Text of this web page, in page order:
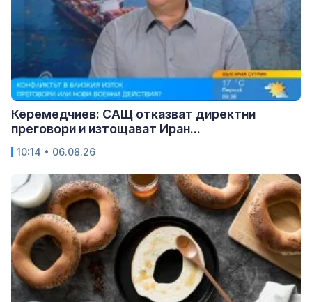
Керемедчиев: САЩ отказват директни
преговори и изтощават Иран...
10:14 • 06.08.26